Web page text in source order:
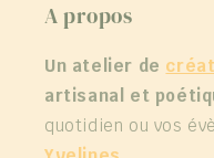
A propos
Un atelier de
artisanal et
quotidien ou vos